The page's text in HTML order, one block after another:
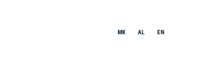
MK AL EN